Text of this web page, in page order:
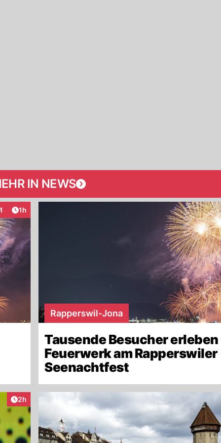
IN NEWS
1 Artikel veröffentlicht:
1h
Rapperswil-Jona
Tausende Besucher erleben
Feuerwerk am Rapperswiler
Seenachtfest
Artikel veröffentlicht:
2h